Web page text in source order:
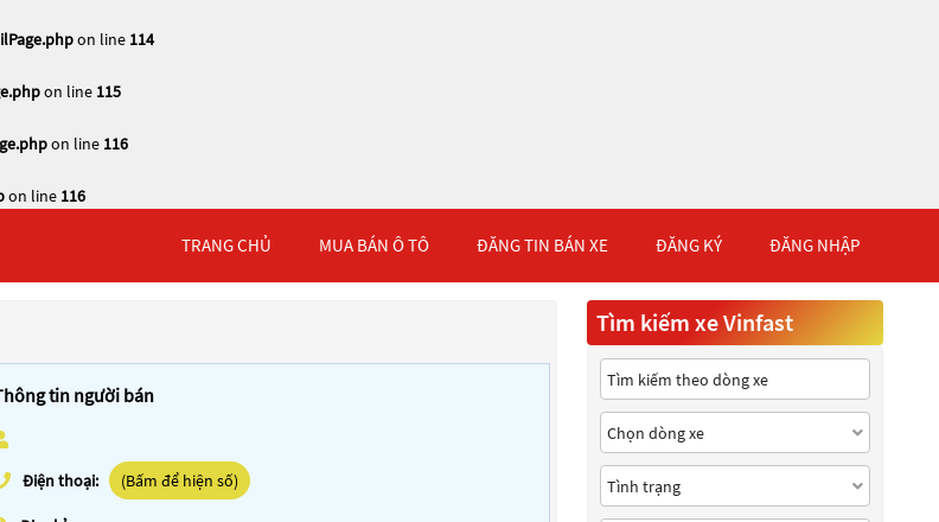
on line 114
on line 115
on line 116
on line 116
TRANG CHỦ MUA BÁN Ô TÔ ĐĂNG TIN BÁN XE ĐĂNG KÝ ĐĂNG NHẬP
tin người bán
Điện thoại: (Bấm để hiện số)
Tìm kiếm xe Vinfast